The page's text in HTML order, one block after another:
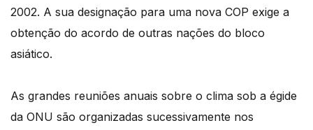
2002. A sua designação para uma nova COP exige a
obtenção do acordo de outras nações do bloco
asiático.
As grandes reuniões anuais sobre o clima sob a égide
da ONU são organizadas sucessivamente nos